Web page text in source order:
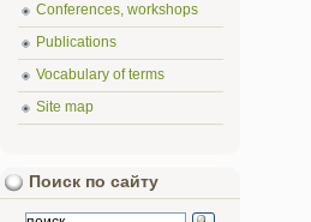
Conferences, workshops
Publications
Vocabulary of terms
Site map
Поиск по сайту